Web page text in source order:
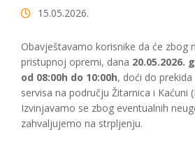
15.05.2026.
Obavještavamo korisnike da će zbog
pristupnoj opremi, dana 20.05.2026.
od 08:00h do 10:00h, doći do
servisa na području Žitarnica i Kaćuni
Izvinjavamo se zbog eventualnih
zahvaljujemo na strpljenju.